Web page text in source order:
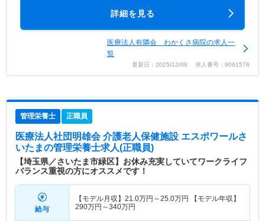
詳細を見る
医療法人有隣会 わかくさ病院の求人一
覧
更新日：2025/12/08 求人番号：9061576
管理栄養士 正職員
医療法人社団明雄会 介護老人保健施設 エスポワールさ
いたまの管理栄養士求人(正職員)
【埼玉県／さいたま市緑区】お休み充実していてワークライフ
バランス重視の方にオススメです！
給与
【モデル月収】 21.0万円～25.0万円
【モデル年収】
290万円～340万円